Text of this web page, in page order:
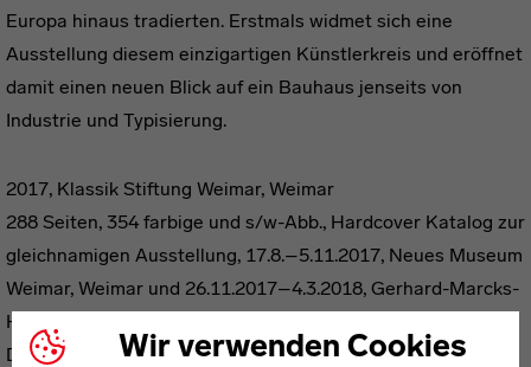
Wir verwenden Cookies
Europa hinaus tradierten. Erstmals widmet sich eine
Ausstellung diesem einzigartigen Künstlerkreis und eröffnet
damit einen neuen Blick auf ein Bauhaus jenseits von
Industrie und Typisierung.
2017, Klassik Stiftung Weimar, Weimar
288 Seiten, 354 farbige und s/w-Abb., Hardcover Katalog zur
gleichnamigen Ausstellung, 17.8.–5.11.2017, Neues Museum
Weimar, Weimar und 26.11.2017–4.3.2018, Gerhard-Marcks-
Haus, Bremen
Deutsch